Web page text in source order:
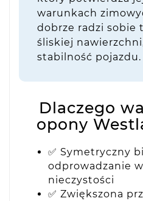
warunkach
dobrze radzi sobie
śliskiej
stabilność pojazdu.
Dlaczego
opony
✅ Symetryczny
odprowadzanie
nieczystości
✅ Zwiększona